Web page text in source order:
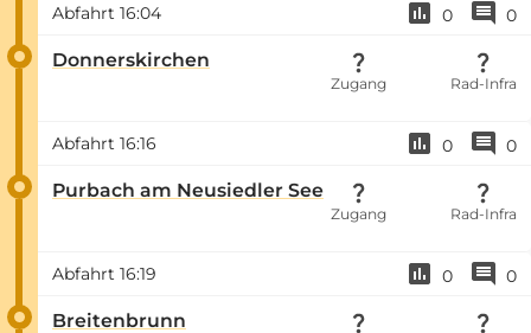
Abfahrt 16:04 0 0
Donnerskirchen
Zugang Rad-Infra
Abfahrt 16:16 0 0
Purbach am Neusiedler See
Zugang Rad-Infra
Abfahrt 16:19 0 0
Breitenbrunn